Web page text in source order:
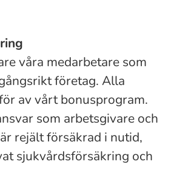
våra medarbetare som
företag. Alla
av vårt bonusprogram.
som arbetsgivare och
rejält försäkrad i nutid,
sjukvårdsförsäkring och